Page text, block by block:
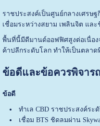
ราชประสงค์เป็นศูนย์กลางเศรษฐ
เชื่อมระหว่างสยาม เพลินจิต แล
พื้นที่นี้มีดีมานด์ออฟฟิศสูงต่อเนื่อง
ค้าปลีกระดับโลก ทำให้เป็นตลาด
ข้อดีและข้อควรพิจาร
ข้อดี
ทำเล CBD ราชประสงค์ระ
เชื่อม BTS ชิดลมผ่าน